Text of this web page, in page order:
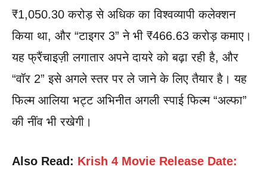
₹1,050.30 करोड़ से अधिक का विश्वव्यापी कलेक्शन
किया था, और “टाइगर 3” ने भी ₹466.63 करोड़ कमाए।
यह फ्रैंचाइज़ी लगातार अपने दायरे को बढ़ा रही है, और
“वॉर 2” इसे अगले स्तर पर ले जाने के लिए तैयार है। यह
फिल्म आलिया भट्ट अभिनीत अगली स्पाई फिल्म “अल्फा”
की नींव भी रखेगी।
Also Read: Krish 4 Movie Release Date: